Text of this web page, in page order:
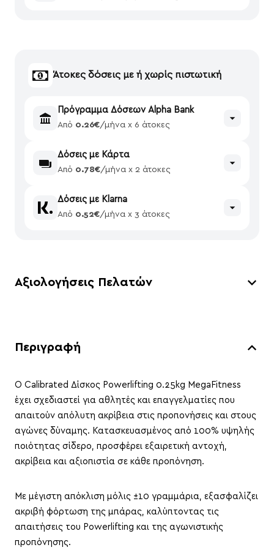
Άτοκες δόσεις με ή χωρίς πιστωτική
Πρόγραμμα Δόσεων Alpha Bank
Από 0.26€/μήνα x 6 άτοκες
Δόσεις με Κάρτα
Από 0.78€/μήνα x 2 άτοκες
Δόσεις με Klarna
Από 0.52€/μήνα x 3 άτοκες
Αξιολογήσεις Πελατών
Περιγραφή
Ο Calibrated Δίσκος Powerlifting 0.25kg MegaFitness
έχει σχεδιαστεί για αθλητές και επαγγελματίες που
απαιτούν απόλυτη ακρίβεια στις προπονήσεις και στους
αγώνες δύναμης. Κατασκευασμένος από 100% υψηλής
ποιότητας σίδερο, προσφέρει εξαιρετική αντοχή,
ακρίβεια και αξιοπιστία σε κάθε προπόνηση.
Με μέγιστη απόκλιση μόλις ±10 γραμμάρια, εξασφαλίζει
ακριβή φόρτωση της μπάρας, καλύπτοντας τις
απαιτήσεις του Powerlifting και της αγωνιστικής
προπόνησης.